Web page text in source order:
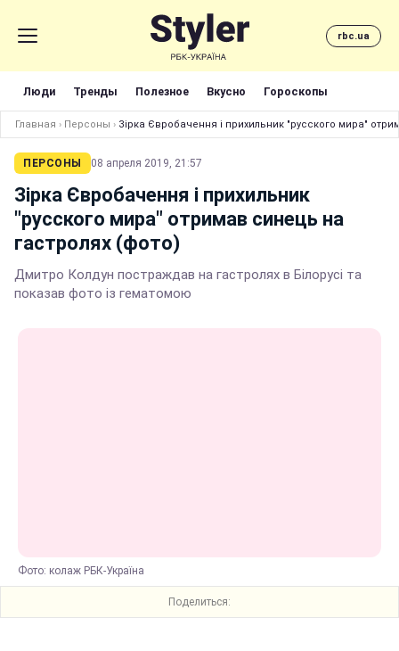
rbc.ua
Люди Тренды Полезное Вкусно Гороскопы
Главная › Персоны › Зірка Євробачення і прихильник "русского мира"
ПЕРСОНЫ 08 апреля 2019, 21:57
Зірка Євробачення і прихильник
"русского мира" отримав синець на
гастролях (фото)
Дмитро Колдун постраждав на гастролях в Білорусі та
показав фото із гематомою
Фото: колаж РБК-Україна
Поделиться: